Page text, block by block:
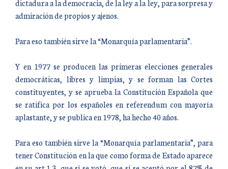
dictadura a la democracia, de la ley a la ley, para sorpresa y
admiración de propios y ajenos.
Para eso también sirve la “Monarquía parlamentaria”.
Y en 1977 se producen las primeras elecciones generales
democráticas, libres y limpias, y se forman las Cortes
constituyentes, y se aprueba la Constitución Española que
se ratifica por los españoles en referendum con mayoría
aplastante, y se publica en 1978, ha hecho 40 años.
Para eso también sirve la “Monarquía parlamentaria”, para
tener Constitución en la que como forma de Estado aparece